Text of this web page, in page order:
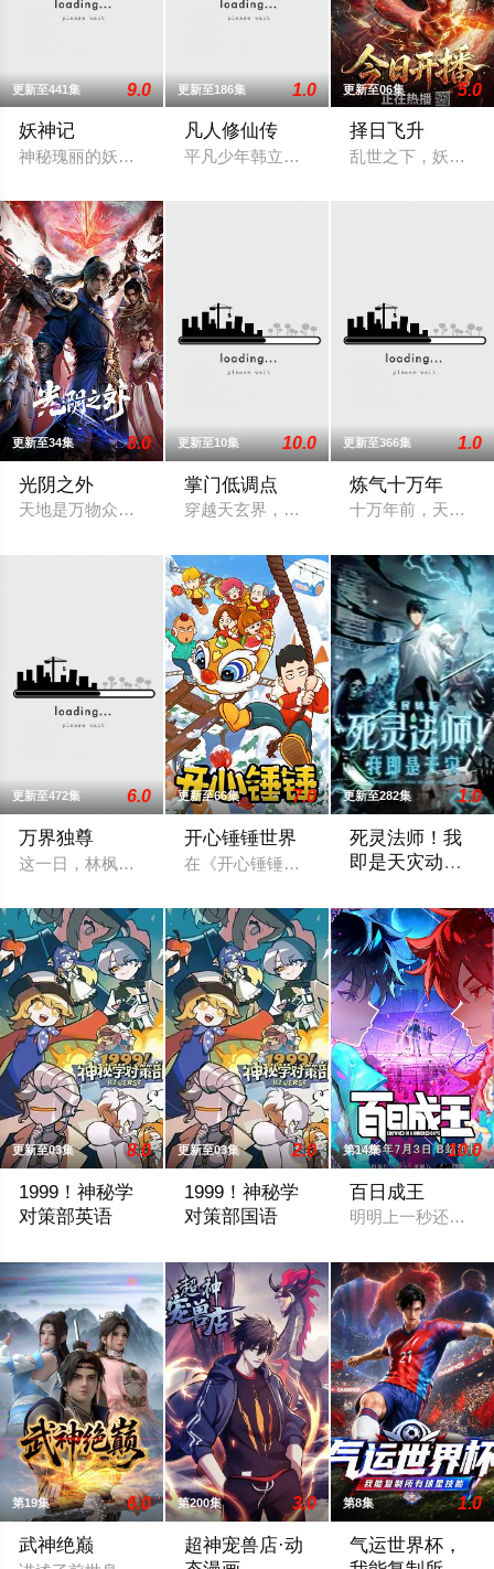
更新至441集 9.0
妖神记
神秘瑰丽的妖灵世界，奇奥无穷的时空妖灵之书，聂离追寻着
更新至186集 1.0
凡人修仙传
平凡少年韩立出生贫困，为了让家人过上
更新至06集 5.0
择日飞升
乱世之下，妖祟横
更新至34集 8.0
光阴之外
天地是万物众生的客舍，光阴是古往今来的过客。残面张开诡
更新至10集 10.0
掌门低调点
穿越天玄界，开局竟是最弱门派掌门人！
更新至366集 1.0
炼气十万年
十万年前，天岚宗
更新至472集 6.0
万界独尊
这一日，林枫正在林府凝聚武魂，不想，他才刚将剑武魂修炼
更新至66集 7.0
开心锤锤世界
在《开心锤锤世界》，生活着乐观善良的
更新至282集 1.0
死灵法师！我
即是天灾动态
更新至03集 8.0
1999！神秘学
对策部英语
更新至03集 2.0
1999！神秘学
对策部国语
第14集 10.0
百日成王
明明上一秒还其乐
第19集 6.0
武神绝巅
第200集 3.0
超神宠兽店·动
第8集 1.0
气运世界杯，